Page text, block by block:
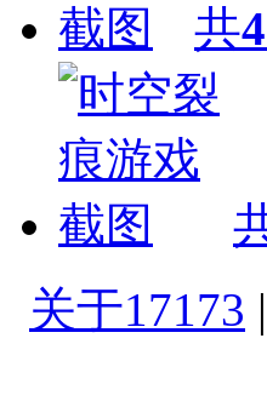
共
关于17173 |